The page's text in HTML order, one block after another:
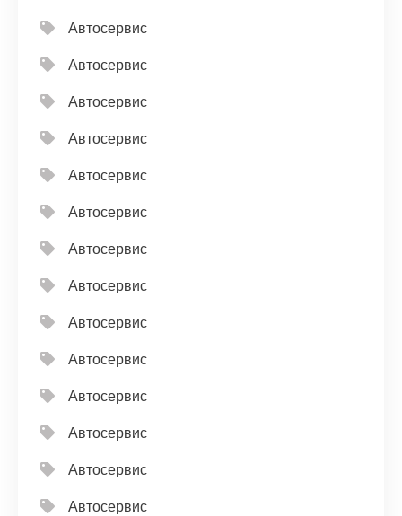
Автосервис
Автосервис
Автосервис
Автосервис
Автосервис
Автосервис
Автосервис
Автосервис
Автосервис
Автосервис
Автосервис
Автосервис
Автосервис
Автосервис